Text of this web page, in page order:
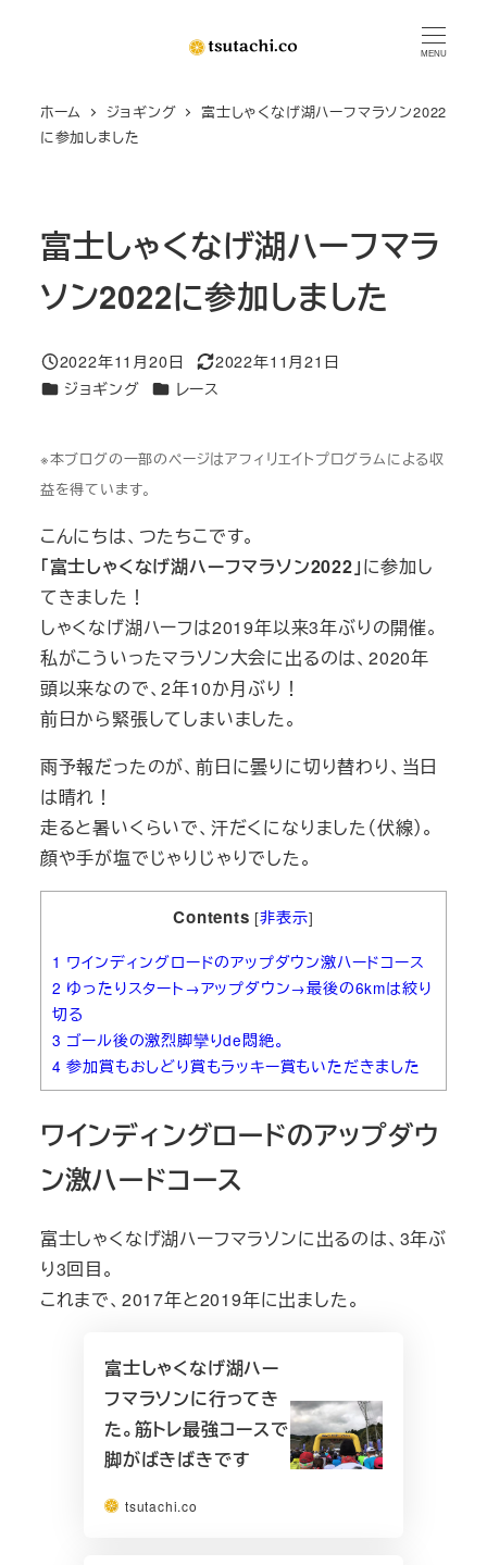
MENU
ホーム ジョギング
富士しゃくなげ湖ハーフマラソン2022
に参加しました
富士しゃくなげ湖ハーフマラ
ソン2022に参加しました
投稿日
2022年11月20日
更新日
2022年11月21日
カテゴリー
ジョギング カテゴリー
レース
※本ブログの一部のページはアフィリエイトプログラムによる収
益を得ています。
こんにちは、つたちこです。
「富士しゃくなげ湖ハーフマラソン2022」に参加し
てきました！
しゃくなげ湖ハーフは2019年以来3年ぶりの開催。
私がこういったマラソン大会に出るのは、2020年
頭以来なので、2年10か月ぶり！
前日から緊張してしまいました。
雨予報だったのが、前日に曇りに切り替わり、当日
は晴れ！
走ると暑いくらいで、汗だくになりました（伏線）。
顔や手が塩でじゃりじゃりでした。
Contents [非表示]
1 ワインディングロードのアップダウン激ハードコース
2 ゆったりスタート→アップダウン→最後の6kmは絞り
切る
3 ゴール後の激烈脚攣りde悶絶。
4 参加賞もおしどり賞もラッキー賞もいただきました
ワインディングロードのアップダウ
ン激ハードコース
富士しゃくなげ湖ハーフマラソンに出るのは、3年ぶ
り3回目。
これまで、2017年と2019年に出ました。
富士しゃくなげ湖ハー
フマラソンに行ってき
た。筋トレ最強コースで
脚がばきばきです
tsutachi.co